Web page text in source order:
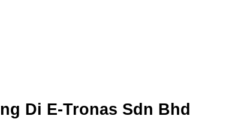
Di E-Tronas Sdn Bhd